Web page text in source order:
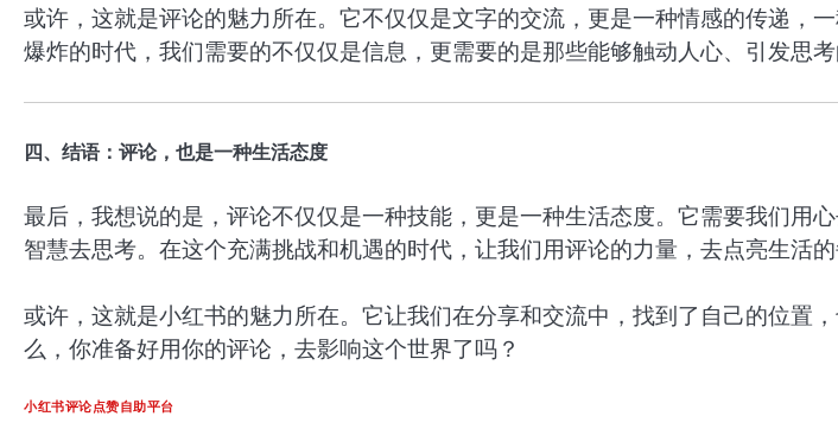
或许，这就是评论的魅力所在。它不仅仅是文字的交流，更是一种情感的传递，
爆炸的时代，我们需要的不仅仅是信息，更需要的是那些能够触动人心、引发思考
四、结语：评论，也是一种生活态度
最后，我想说的是，评论不仅仅是一种技能，更是一种生活态度。它需要我们用
智慧去思考。在这个充满挑战和机遇的时代，让我们用评论的力量，去点亮生活的
或许，这就是小红书的魅力所在。它让我们在分享和交流中，找到了自己的位置
么，你准备好用你的评论，去影响这个世界了吗？
小红书评论点赞自助平台